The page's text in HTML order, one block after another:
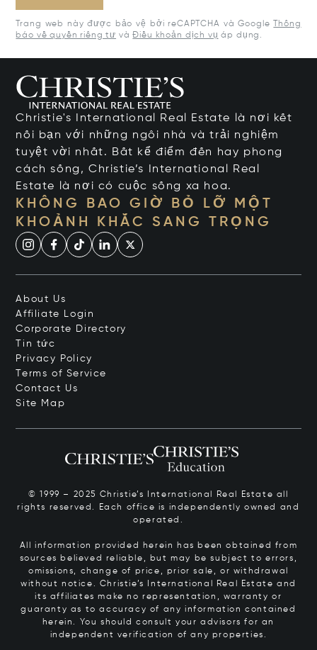
Trang web này được bảo vệ bởi reCAPTCHA và Google
Thông
báo về quyền riêng tư vàĐiều khoản dịch vụ áp dụng.
Christie's International Real Estate là nơi kết
nối bạn với những ngôi nhà và trải nghiệm
tuyệt vời nhất. Bất kể điểm đến hay phong
cách sống, Christie’s International Real
Estate là nơi có cuộc sống xa hoa.
KHÔNG BAO GIỜ BỎ LỠ MỘT
KHOẢNH KHẮC SANG TRỌNG
About Us
Affiliate Login
Corporate Directory
Tin tức
Privacy Policy
Terms of Service
Contact Us
Site Map
© 1999 – 2025 Christie’s International Real Estate all
rights reserved. Each office is independently owned and
operated.
All information provided herein has been obtained from
sources believed reliable, but may be subject to errors,
omissions, change of price, prior sale, or withdrawal
without notice. Christie’s International Real Estate and
its affiliates make no representation, warranty or
guaranty as to accuracy of any information contained
herein. You should consult your advisors for an
independent verification of any properties.